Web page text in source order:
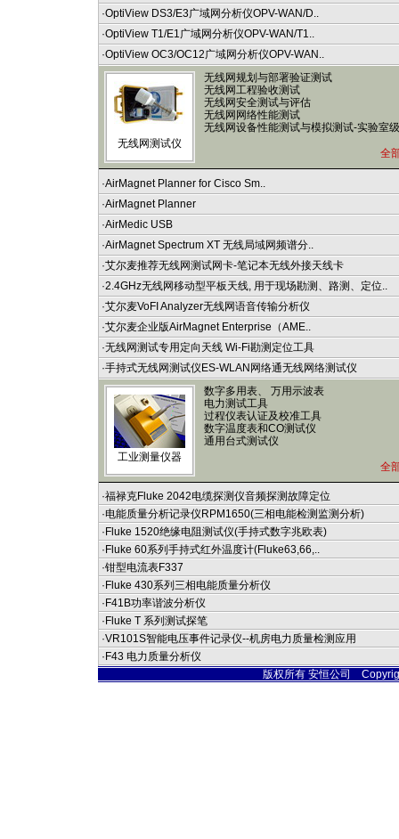
·OptiView DS3/E3广域网分析仪OPV-WAN/D..
·OptiView T1/E1广域网分析仪OPV-WAN/T1..
·OptiView OC3/OC12广域网分析仪OPV-WAN..
无线网测试仪
无线网规划与部署验证测试
无线网工程验收测试
无线网安全测试与评估
无线网网络性能测试
无线网设备性能测试与模拟测试-实验室
全
·AirMagnet Planner for Cisco Sm..
·AirMagnet Planner
·AirMedic USB
·AirMagnet Spectrum XT 无线局域网频谱分..
·艾尔麦推荐无线网测试网卡-笔记本无线外接天线卡
·2.4GHz无线网移动型平板天线, 用于现场勘测、路测、定位..
·艾尔麦VoFI Analyzer无线网语音传输分析仪
·艾尔麦企业版AirMagnet Enterprise（AME..
·无线网测试专用定向天线 Wi-Fi勘测定位工具
·手持式无线网测试仪ES-WLAN网络通无线网络测试仪
工业测量仪器
数字多用表、 万用示波表
电力测试工具
过程仪表认证及校准工具
数字温度表和CO测试仪
通用台式测试仪
全
·福禄克Fluke 2042电缆探测仪音频探测故障定位
·电能质量分析记录仪RPM1650(三相电能检测监测分析)
· Fluke 1520绝缘电阻测试仪(手持式数字兆欧表)
· Fluke 60系列手持式红外温度计(Fluke63,66,..
·钳型电流表F337
· Fluke 430系列三相电能质量分析仪
· F41B功率谐波分析仪
· Fluke T 系列测试探笔
·VR101S智能电压事件记录仪--机房电力质量检测应用
· F43 电力质量分析仪
版权所有 安恒公司